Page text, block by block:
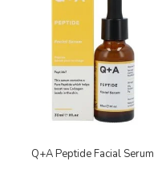
Q+A Peptide Facial Serum